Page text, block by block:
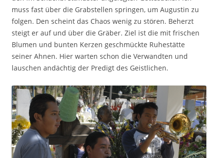
muss fast über die Grabstellen springen, um Augustin zu
folgen. Den scheint das Chaos wenig zu stören. Beherzt
steigt er auf und über die Gräber. Ziel ist die mit frischen
Blumen und bunten Kerzen geschmückte Ruhestätte
seiner Ahnen. Hier warten schon die Verwandten und
lauschen andächtig der Predigt des Geistlichen.